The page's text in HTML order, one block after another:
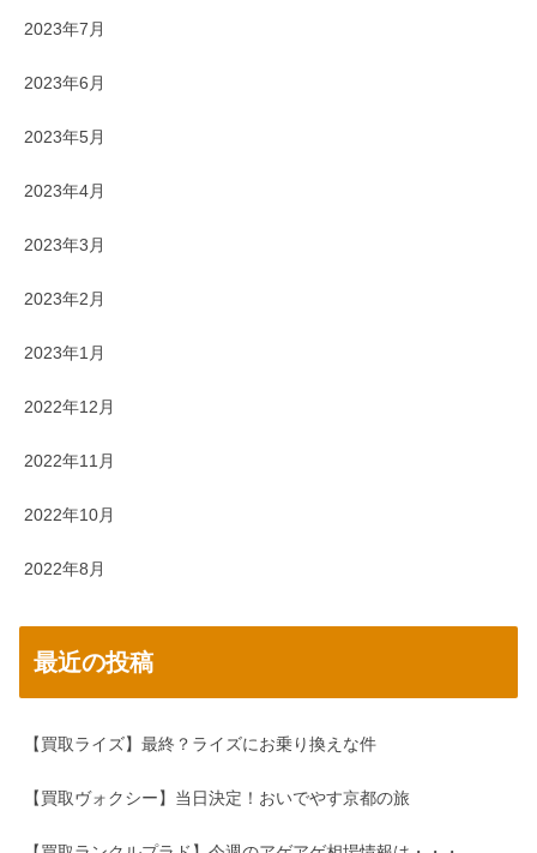
2023年7月
2023年6月
2023年5月
2023年4月
2023年3月
2023年2月
2023年1月
2022年12月
2022年11月
2022年10月
2022年8月
最近の投稿
【買取ライズ】最終？ライズにお乗り換えな件
【買取ヴォクシー】当日決定！おいでやす京都の旅